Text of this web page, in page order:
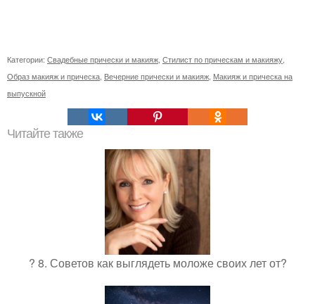
Категории: Свадебные прически и макияж Стилист по прическам и макияжу
Образ макияж и прическа Вечерние прически и макияж Макияж и прическа на
выпускной
Читайте также
? 8. Советов как выглядеть моложе своих лет от?